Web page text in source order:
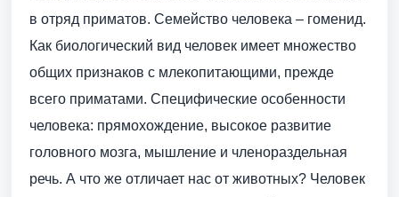
в отряд приматов. Семейство человека – гоменид.
Как биологический вид человек имеет множество
общих признаков с млекопитающими, прежде
всего приматами. Специфические особенности
человека: прямохождение, высокое развитие
головного мозга, мышление и членораздельная
речь. А что же отличает нас от животных? Человек